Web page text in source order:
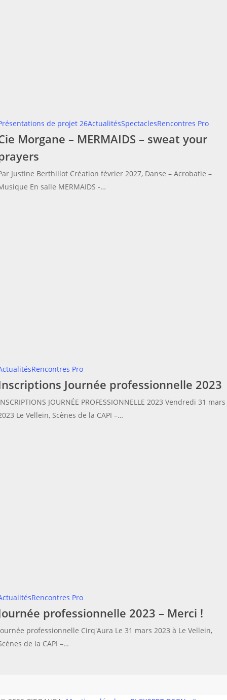
de projet 26ActualitésSpectaclesRencontres ProCie
–
Morgane – MERMAIDS – sweat your
Justine Berthillot Création février 2027, Danse – Acrobatie –
En salle MERMAIDS -…
Rencontres ProInscriptions
Journée
professionnelle
2023
Journée professionnelle 2023
JOURNÉE PROFESSIONNELLE 2023 Vendredi 31 mars
Le Vellein, Scènes de la CAPI –…
Rencontres ProJournée
professionnelle
–
professionnelle 2023 – Merci !
professionnelle Cirq'Aura Le 31 mars 2023 à Le Vellein,
de la CAPI –…